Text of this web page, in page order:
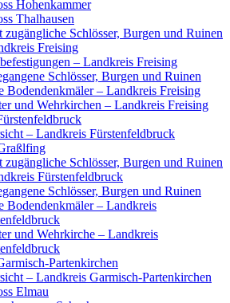
Hohenkammer
Thalhausen
zugängliche Schlösser, Burgen und Ruinen
Freising
– Landkreis Freising
Schlösser, Burgen und Ruinen
Bodendenkmäler – Landkreis Freising
und Wehrkirchen – Landkreis Freising
– Landkreis Fürstenfeldbruck
zugängliche Schlösser, Burgen und Ruinen
Fürstenfeldbruck
Schlösser, Burgen und Ruinen
Bodendenkmäler – Landkreis
und Wehrkirche – Landkreis
Partenkirchen
– Landkreis Garmisch-Partenkirchen
Elmau